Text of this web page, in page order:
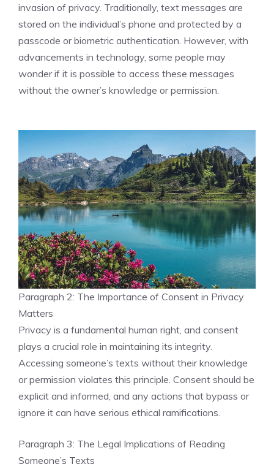
invasion of privacy. Traditionally, text messages are
stored on the individual’s phone and protected by a
passcode or biometric authentication. However, with
advancements in technology, some people may
wonder if it is possible to access these messages
without the owner’s knowledge or permission.
Paragraph 2: The Importance of Consent in Privacy
Matters
Privacy is a fundamental human right, and consent
plays a crucial role in maintaining its integrity.
Accessing someone’s texts without their knowledge
or permission violates this principle. Consent should be
explicit and informed, and any actions that bypass or
ignore it can have serious ethical ramifications.
Paragraph 3: The Legal Implications of Reading
Someone’s Texts